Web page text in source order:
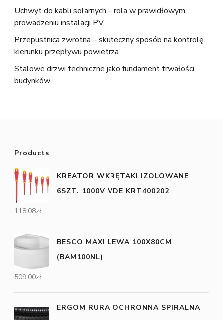
Uchwyt do kabli solarnych – rola w prawidłowym
prowadzeniu instalacji PV
Przepustnica zwrotna – skuteczny sposób na kontrolę
kierunku przepływu powietrza
Stalowe drzwi techniczne jako fundament trwałości
budynków
Products
KREATOR WKRĘTAKI IZOLOWANE
6SZT. 1000V VDE KRT400202
118,08zł
BESCO MAXI LEWA 100X80CM
(BAM100NL)
509,00zł
ERGOM RURA OCHRONNA SPIRALNA